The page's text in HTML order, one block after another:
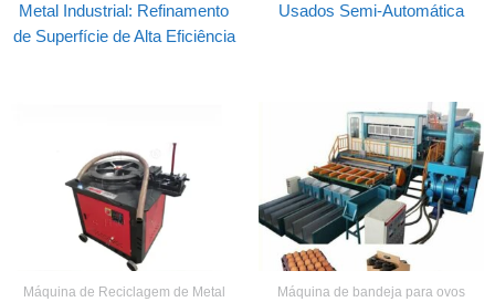
Metal Industrial: Refinamento
de Superfície de Alta Eficiência
Usados Semi-Automática
Máquina de Reciclagem de Metal Máquina de bandeja para ovos